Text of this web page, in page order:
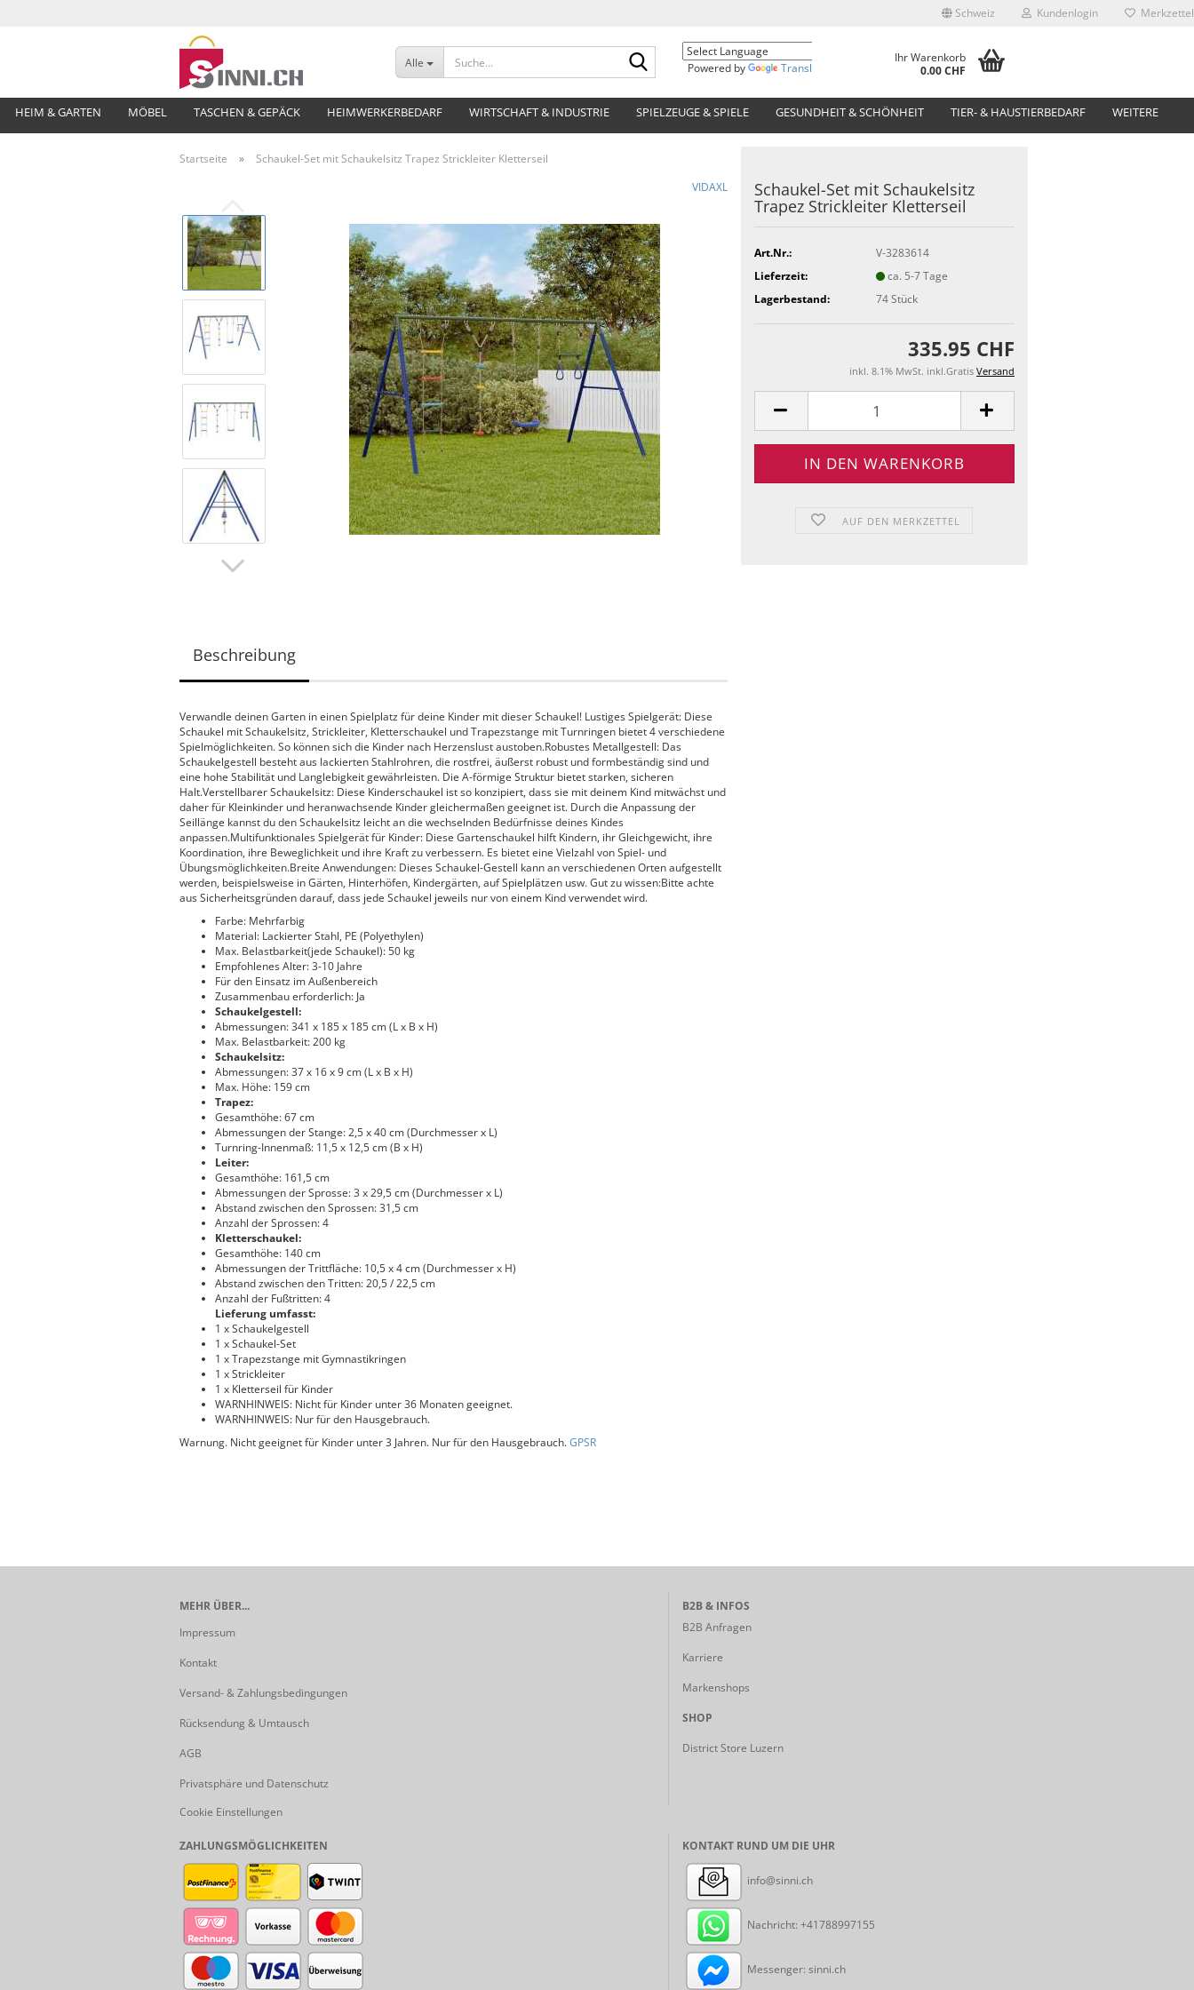
Schweiz Kundenlogin Merkzettel
Alle
Suche...
Powered by
Translate
Ihr Warenkorb
0.00 CHF
HEIM & GARTEN MÖBEL TASCHEN & GEPÄCK HEIMWERKERBEDARF WIRTSCHAFT & INDUSTRIE SPIELZEUGE & SPIELE GESUNDHEIT & SCHÖNHEIT TIER- & HAUSTIERBEDARF WEITERE
Startseite »
Schaukel-Set mit Schaukelsitz Trapez Strickleiter Kletterseil
VIDAXL
Schaukel-Set mit Schaukelsitz
Trapez Strickleiter Kletterseil
Art.Nr.:
V-3283614
Lieferzeit:
ca. 5-7 Tage
Lagerbestand:
74Stück
335.95 CHF
inkl. 8.1% MwSt. inkl.Gratis Versand
AUF DEN MERKZETTEL
Beschreibung
Verwandle deinen Garten in einen Spielplatz für deine Kinder mit dieser Schaukel! Lustiges Spielgerät: Diese
Schaukel mit Schaukelsitz, Strickleiter, Kletterschaukel und Trapezstange mit Turnringen bietet 4 verschiedene
Spielmöglichkeiten. So können sich die Kinder nach Herzenslust austoben.Robustes Metallgestell: Das
Schaukelgestell besteht aus lackierten Stahlrohren, die rostfrei, äußerst robust und formbeständig sind und
eine hohe Stabilität und Langlebigkeit gewährleisten. Die A-förmige Struktur bietet starken, sicheren
Halt.Verstellbarer Schaukelsitz: Diese Kinderschaukel ist so konzipiert, dass sie mit deinem Kind mitwächst und
daher für Kleinkinder und heranwachsende Kinder gleichermaßen geeignet ist. Durch die Anpassung der
Seillänge kannst du den Schaukelsitz leicht an die wechselnden Bedürfnisse deines Kindes
anpassen.Multifunktionales Spielgerät für Kinder: Diese Gartenschaukel hilft Kindern, ihr Gleichgewicht, ihre
Koordination, ihre Beweglichkeit und ihre Kraft zu verbessern. Es bietet eine Vielzahl von Spiel- und
Übungsmöglichkeiten.Breite Anwendungen: Dieses Schaukel-Gestell kann an verschiedenen Orten aufgestellt
werden, beispielsweise in Gärten, Hinterhöfen, Kindergärten, auf Spielplätzen usw. Gut zu wissen:Bitte achte
aus Sicherheitsgründen darauf, dass jede Schaukel jeweils nur von einem Kind verwendet wird.
Farbe: Mehrfarbig
Material: Lackierter Stahl, PE (Polyethylen)
Max. Belastbarkeit(jede Schaukel): 50 kg
Empfohlenes Alter: 3-10 Jahre
Für den Einsatz im Außenbereich
Zusammenbau erforderlich: Ja
Schaukelgestell:
Abmessungen: 341 x 185 x 185 cm (L x B x H)
Max. Belastbarkeit: 200 kg
Schaukelsitz:
Abmessungen: 37 x 16 x 9 cm (L x B x H)
Max. Höhe: 159 cm
Trapez:
Gesamthöhe: 67 cm
Abmessungen der Stange: 2,5 x 40 cm (Durchmesser x L)
Turnring-Innenmaß: 11,5 x 12,5 cm (B x H)
Leiter:
Gesamthöhe: 161,5 cm
Abmessungen der Sprosse: 3 x 29,5 cm (Durchmesser x L)
Abstand zwischen den Sprossen: 31,5 cm
Anzahl der Sprossen: 4
Kletterschaukel:
Gesamthöhe: 140 cm
Abmessungen der Trittfläche: 10,5 x 4 cm (Durchmesser x H)
Abstand zwischen den Tritten: 20,5 / 22,5 cm
Anzahl der Fußtritten: 4
Lieferung umfasst:
1 x Schaukelgestell
1 x Schaukel-Set
1 x Trapezstange mit Gymnastikringen
1 x Strickleiter
1 x Kletterseil für Kinder
WARNHINWEIS: Nicht für Kinder unter 36 Monaten geeignet.
WARNHINWEIS: Nur für den Hausgebrauch.
Warnung. Nicht geeignet für Kinder unter 3 Jahren. Nur für den Hausgebrauch.GPSR
MEHR ÜBER...
Impressum
Kontakt
Versand- & Zahlungsbedingungen
Rücksendung & Umtausch
AGB
Privatsphäre und Datenschutz
Cookie Einstellungen
B2B & INFOS
B2B Anfragen
Karriere
Markenshops
SHOP
District Store Luzern
ZAHLUNGSMÖGLICHKEITEN KONTAKT RUND UM DIE UHR
info@sinni.ch
Nachricht: +41788997155
Messenger: sinni.ch